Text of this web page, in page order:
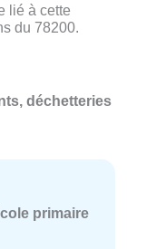
lié à cette
du 78200.
déchetteries
primaire